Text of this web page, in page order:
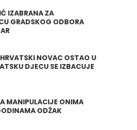
IZABRANA ZA
GRADSKOG ODBORA
NOVAC OSTAO U
DJECU SE IZBACUJE
MANIPULACIJE ONIMA
ODŽAK